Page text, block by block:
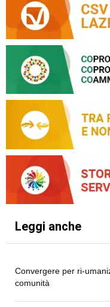
Leggi anche
Convergere per ri-
comunità